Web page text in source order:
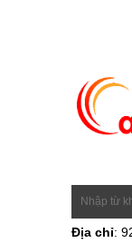
Địa chỉ: